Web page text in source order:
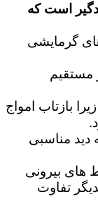
است که
گرمایشی
مستقیم
بازتاب امواج
دید مناسبی
های بیرونی
تفاوت